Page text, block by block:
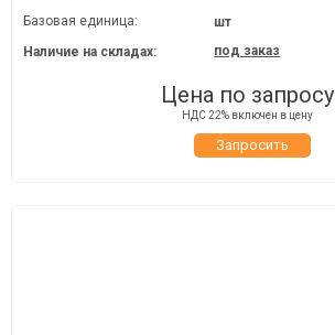
Базовая единица:
шт
Наличие на складах:
под заказ
Цена по запросу
НДС 22% включен в цену
Запросить